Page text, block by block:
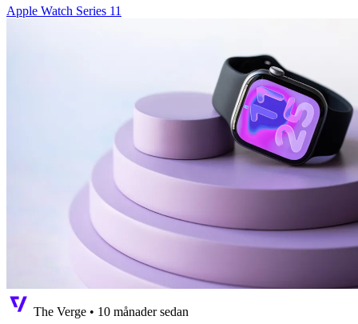
Apple Watch Series 11
The Verge • 10 månader sedan